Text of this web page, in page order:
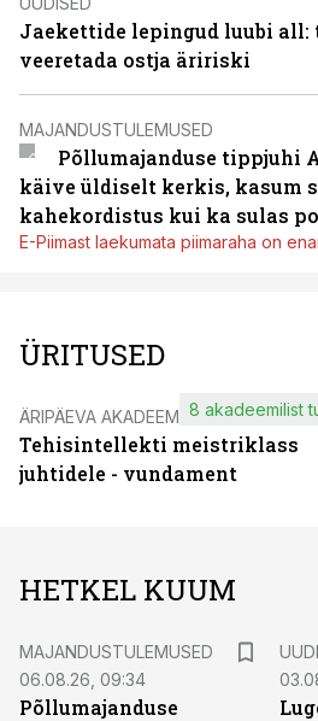
Jaekettide lepingud luubi all:
veeretada ostja äririski
MAJANDUSTULEMUSED
Põllumajanduse tippjuhi
käive üldiselt kerkis, kasum
kahekordistus kui ka sulas
E-Piimast laekumata piimaraha on
ÜRITUSED
ÄRIPÄEVA AKADEEMIA
Tehisintellekti meistriklass
juhtidele - vundament
8 akadeemilist
HETKEL KUUM
MAJANDUSTULEMUSED
06.08.26, 09:34
Põllumajanduse